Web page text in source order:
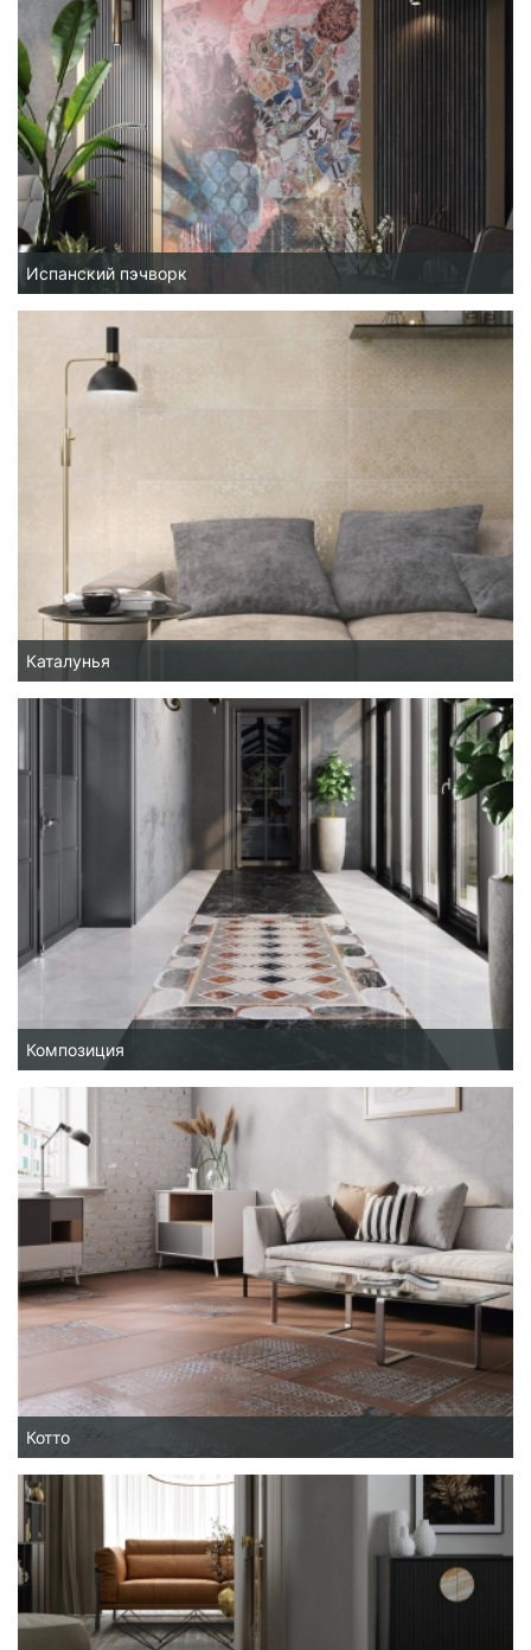
Испанский пэчворк
Каталунья
Композиция
Котто